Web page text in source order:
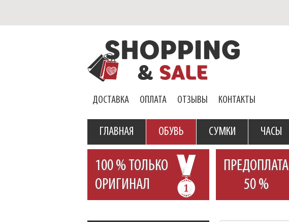
ДОСТАВКА ОПЛАТА ОТЗЫВЫ КОНТАКТЫ
ГЛАВНАЯ ОБУВЬ СУМКИ ЧАСЫ
100 % ТОЛЬКО
ОРИГИНАЛ
ПРЕДОПЛАТА
50 %